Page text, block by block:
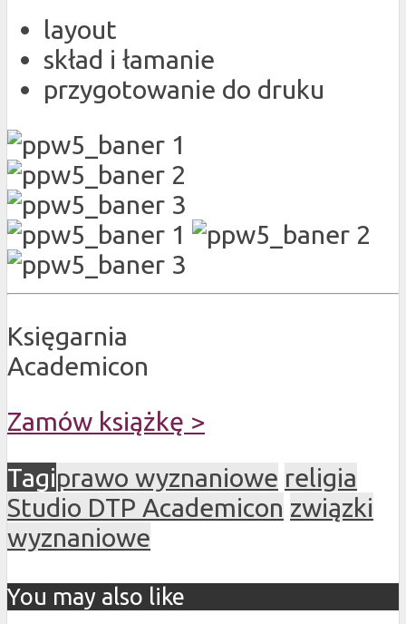
layout
skład i łamanie
przygotowanie do druku
Księgarnia
Academicon
Zamów książkę >
Tagiprawo wyznaniowe religia
Studio DTP Academicon związki
wyznaniowe
You may also like